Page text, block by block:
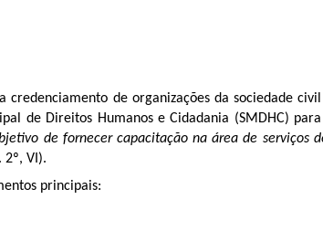
credenciamento de organizações da sociedade
de Direitos Humanos e Cidadania (SMDHC)
de fornecer capacitação na área de serviços
2º, VI).
principais: